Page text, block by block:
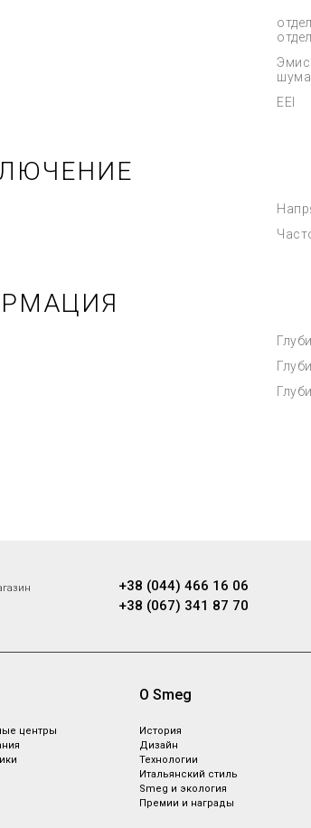
шума
EEI
+38 (044) 466 16 06
+38 (067) 341 87 70
центры
О Smeg
История
Дизайн
Технологии
Итальянский стиль
Smeg и экология
Премии и награды